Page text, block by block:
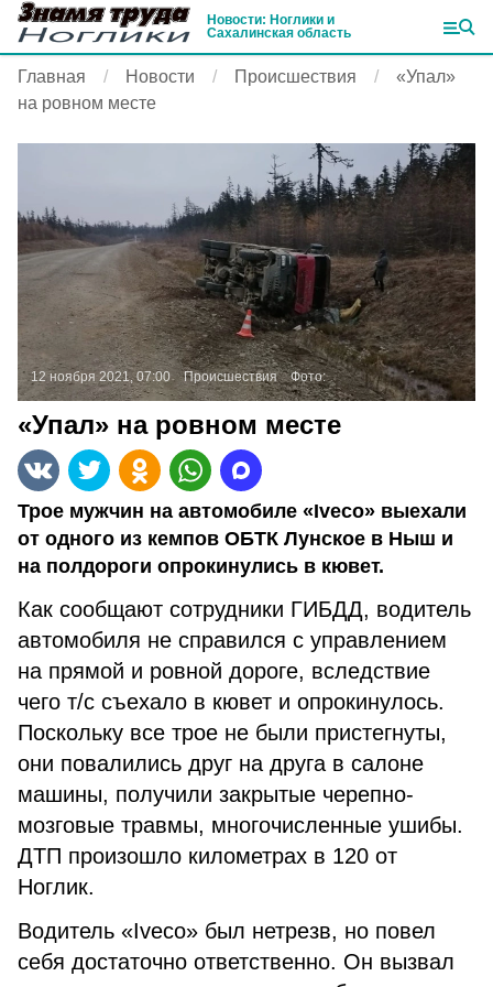
Новости: Ноглики и
Сахалинская область
Главная Новости Происшествия
«Упал»
на ровном месте
12 ноября 2021, 07:00 Происшествия Фото:
«Упал» на ровном месте
Трое мужчин на автомобиле «Iveco» выехали
от одного из кемпов ОБТК Лунское в Ныш и
на полдороги опрокинулись в кювет.
Как сообщают сотрудники ГИБДД, водитель
автомобиля не справился с управлением
на прямой и ровной дороге, вследствие
чего т/с съехало в кювет и опрокинулось.
Поскольку все трое не были пристегнуты,
они повалились друг на друга в салоне
машины, получили закрытые черепно-
мозговые травмы, многочисленные ушибы.
ДТП произошло километрах в 120 от
Ноглик.
Водитель «Iveco» был нетрезв, но повел
себя достаточно ответственно. Он вызвал